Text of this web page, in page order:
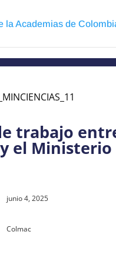
trabajo
el
junio 4, 2025
Colmac